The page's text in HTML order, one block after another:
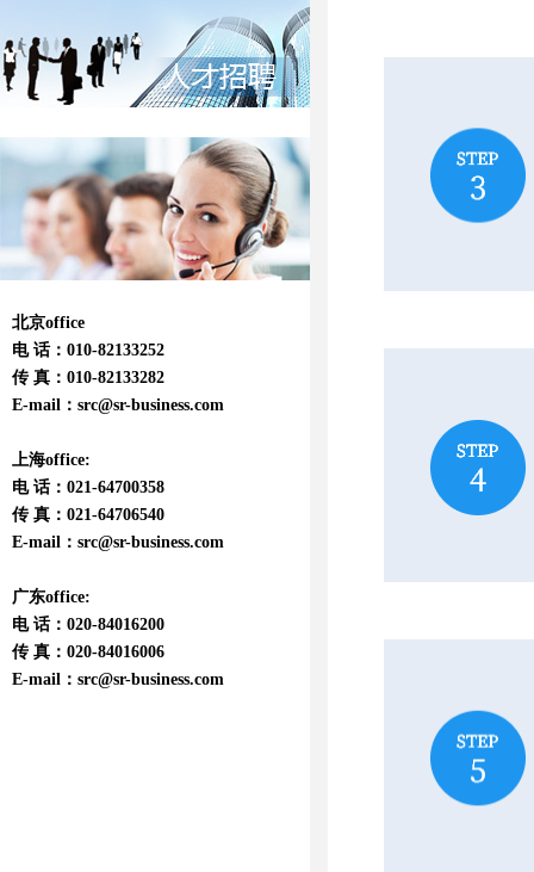
北京office
电 话：010-82133252
传 真：010-82133282
E-mail： src@sr-business.com
上海office:
电 话：021-64700358
传 真：021-64706540
E-mail： src@sr-business.com
广东office:
电 话：020-84016200
传 真：020-84016006
E-mail： src@sr-business.com